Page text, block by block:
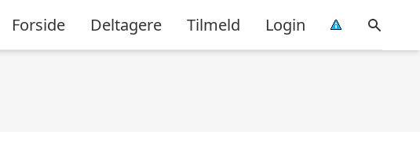
Forside Deltagere Tilmeld Login